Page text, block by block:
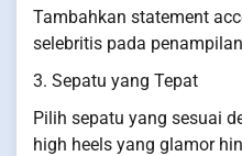
Tambahkan statement
selebritis pada
3. Sepatu yang Tepat
Pilih sepatu yang sesuai
high heels yang glamor